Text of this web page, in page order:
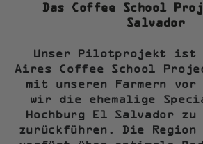
Das Coffee School
Salvador
Unser Pilotprojekt ist
Aires Coffee School
mit unseren Farmern
wir die ehemalige
Hochburg El Salvador
zurückführen. Die Region